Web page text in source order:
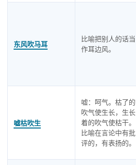
东风吹马耳
比喻把别人的话当
作耳边风。
嘘枯吹生
嘘：呵气。枯了的
吹气使生长，生长
着的吹气使枯干。
比喻在言论中有批
评的，有表扬的。